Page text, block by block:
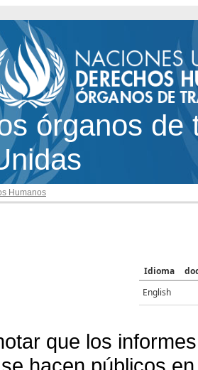
órganos de
Humanos
Idioma
English
que los